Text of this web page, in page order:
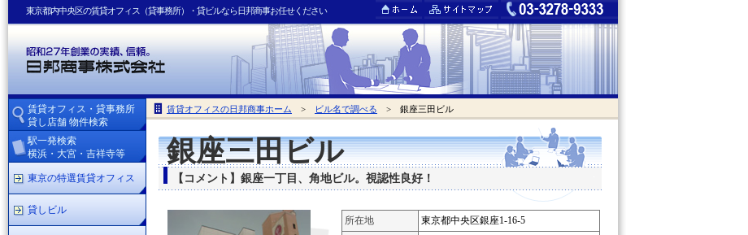
東京都内中央区の賃貸オフィス（貸事務所）・貸ビルなら日邦商事お任せください
賃貸オフィスの日邦商事ホーム > ビル名で調べる > 銀座三田ビル
銀座三田ビル
【コメント】銀座一丁目、角地ビル。視認性良好！
所在地 東京都中央区銀座1-16-5
賃貸オフィス・貸事務所
貸し店舗 物件検索
駅一発検索
横浜・大宮・吉祥寺等
東京の特選賃貸オフィス
貸しビル